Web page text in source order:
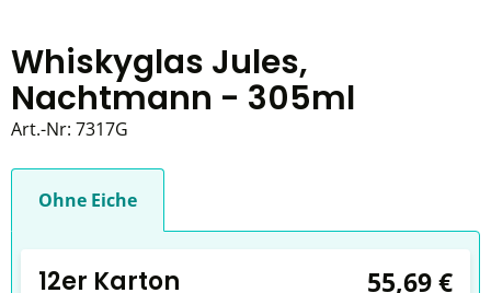
Whiskyglas Jules,
Nachtmann - 305ml
Art.-Nr: 7317G
Ohne Eiche
12er Karton 55,69 €